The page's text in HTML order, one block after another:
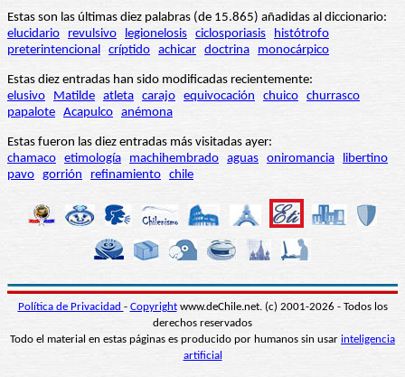
Estas son las últimas diez palabras (de 15.865) añadidas al diccionario:
elucidario
revulsivo legionelosis ciclosporiasis
histótrofo
preterintencional críptido achicar doctrina monocárpico
Estas diez entradas han sido modificadas recientemente:
elusivo
Matilde atleta carajo equivocación chuico churrasco
papalote Acapulco anémona
Estas fueron las diez entradas más visitadas ayer:
chamaco etimología machihembrado aguas oniromancia
libertino
pavo gorrión refinamiento chile
Política de Privacidad - Copyrightwww.deChile.net. (c) 2001-2026 - Todos los
derechos reservados
Todo el material en estas páginas es producido por humanos sin usar inteligencia
artificial